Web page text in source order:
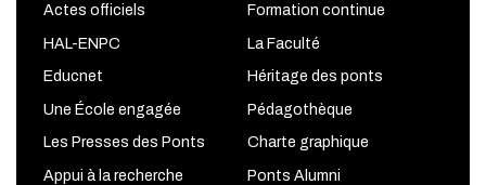
Actes officiels Formation continue
HAL-ENPC La Faculté
Educnet Héritage des ponts
Une École engagée Pédagothèque
Les Presses des Ponts Charte graphique
Appui à la recherche Ponts Alumni